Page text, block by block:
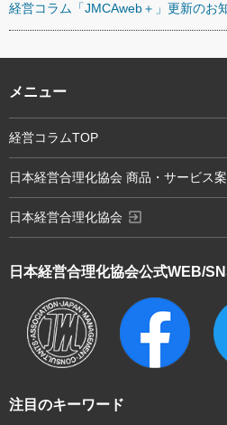
経営コラム「JMCAweb＋」更新のお
注目のキーワード
日本経営合理化協会公式WEB/
メニュー
経営コラムTOP
日本経営合理化協会 商品・サービス
日本経営合理化協会 exit_to_app